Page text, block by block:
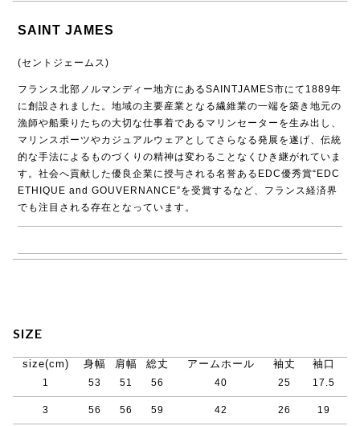
SAINT JAMES
(セントジェームス)
フランス北部ノルマンディー地方にあるSAINTJAMES市にて1889年
に創設されました。地域の主要産業となる繊維業の一端を築き地元の
漁師や船乗りたちの大切な仕事着であるマリンセーターを生み出し、
マリンスポーツやカジュアルウェアとしてさらなる発展を遂げ、伝統
的な手法によるものづくりの精神は変わることなくひき継がれていま
す。社会へ貢献した優良企業に授与される名誉あるEDC優秀賞“EDC
ETHIQUE and GOUVERNANCE”を受賞するなど、フランス経済界
でも注目される存在となっています。
SIZE
size(cm) 身幅 肩幅 総丈 アームホール 袖丈 袖口
1 53 51 56 40 25 17.5
3 56 56 59 42 26 19